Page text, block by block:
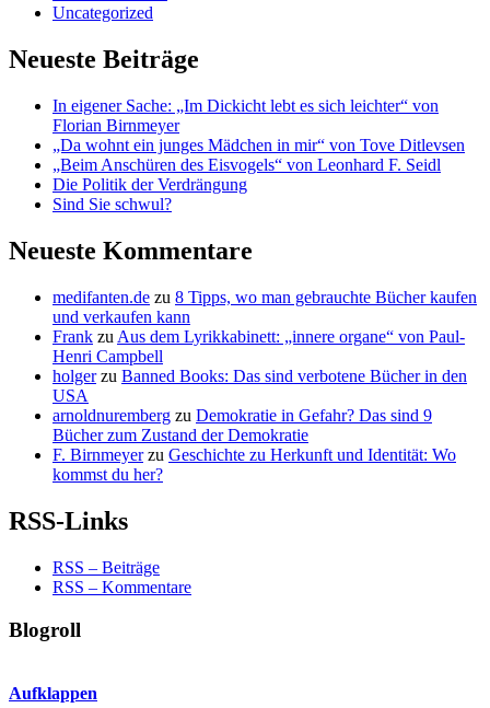
Uncategorized
Neueste Beiträge
In eigener Sache: „Im Dickicht lebt es sich leichter“ von
Florian Birnmeyer
„Da wohnt ein junges Mädchen in mir“ von Tove Ditlevsen
„Beim Anschüren des Eisvogels“ von Leonhard F. Seidl
Die Politik der Verdrängung
Sind Sie schwul?
Neueste Kommentare
medifanten.de zu 8 Tipps, wo man gebrauchte Bücher kaufen
und verkaufen kann
Frank zu Aus dem Lyrikkabinett: „innere organe“ von Paul-
Henri Campbell
holgerzu Banned Books: Das sind verbotene Bücher in den
USA
arnoldnuremberg zu Demokratie in Gefahr? Das sind 9
Bücher zum Zustand der Demokratie
F. Birnmeyerzu Geschichte zu Herkunft und Identität: Wo
kommst du her?
RSS-Links
RSS – Beiträge
RSS – Kommentare
Blogroll
Aufklappen